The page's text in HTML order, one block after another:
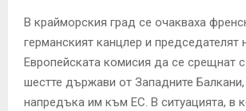
В крайморския град се очакваха
германският канцлер и председателят
Европейската комисия да се срещнат
шестте държави от Западните
напредъка им към ЕС. В ситуацията, в